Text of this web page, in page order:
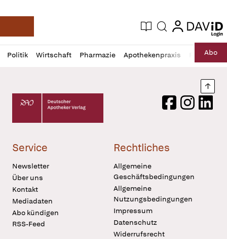
Deutsche Apotheker Zeitung
Aktuelle Ausgabe
Suche login
login
Politik Wirtschaft Pharmazie Apothekenpraxis RechtAbo
Profil
öffnen
Daz
Pur
Deutscher Apotheker Verlag Logo
FacebookInstagram
Service
Newsletter
Über uns
Kontakt
Mediadaten
Abo kündigen
RSS-Feed
Rechtliches
Allgemeine
Geschäftsbedingungen
Allgemeine
Nutzungsbedingungen
Impressum
Datenschutz
Widerrufsrecht